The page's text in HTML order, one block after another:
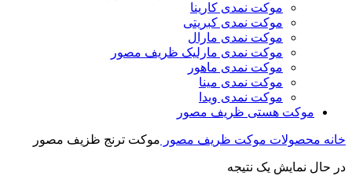
موکت نمدی کارینا
موکت نمدی کبریتی
موکت نمدی مارال
موکت نمدی مارلیک ظریف مصور
موکت نمدی ماهور
موکت نمدی مینا
موکت نمدی ویدا
موکت هستی ظریف مصور
خانه محصولات موکت ظریف مصور موکت ترنج ظزیف مصور
در حال نمایش یک نتیجه